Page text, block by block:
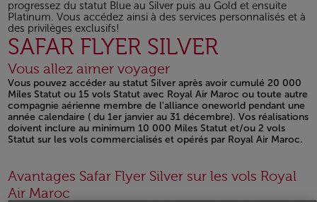
progressez du statut Blue au Silver puis au Gold et ensuite
Platinum. Vous accédez ainsi à des services personnalisés et à
des privilèges exclusifs!
SAFAR FLYER SILVER
Vous allez aimer voyager
Vous pouvez accéder au statut Silver après avoir cumulé 20 000
Miles Statut ou 15 vols Statut avec Royal Air Maroc ou toute autre
compagnie aérienne membre de l'alliance oneworld pendant une
année calendaire ( du 1er janvier au 31 décembre). Vos réalisations
doivent inclure au minimum 10 000 Miles Statut et/ou 2 vols
Statut sur les vols commercialisés et opérés par Royal Air Maroc.
Avantages Safar Flyer Silver sur les vols Royal
Air Maroc